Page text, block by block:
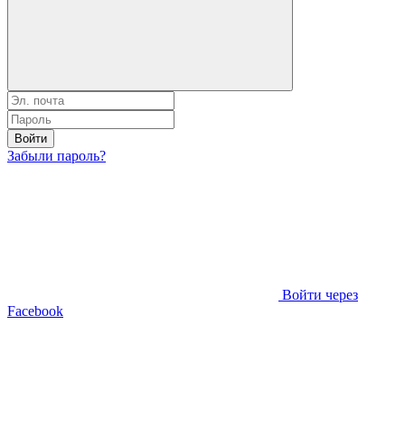
Войти
Забыли пароль?
Войти через
Facebook